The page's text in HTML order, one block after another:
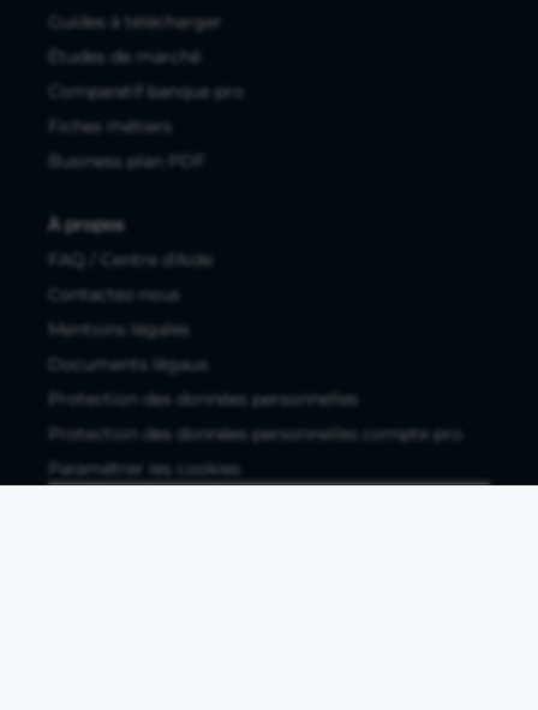
Guides à télécharger
Études de marché
Comparatif banque pro
Fiches métiers
Business plan PDF
À propos
FAQ / Centre d'Aide
Contactez-nous
Mentions légales
Documents légaux
Protection des données personnelles
Protection des données personnelles compte pro
Paramétrer les cookies